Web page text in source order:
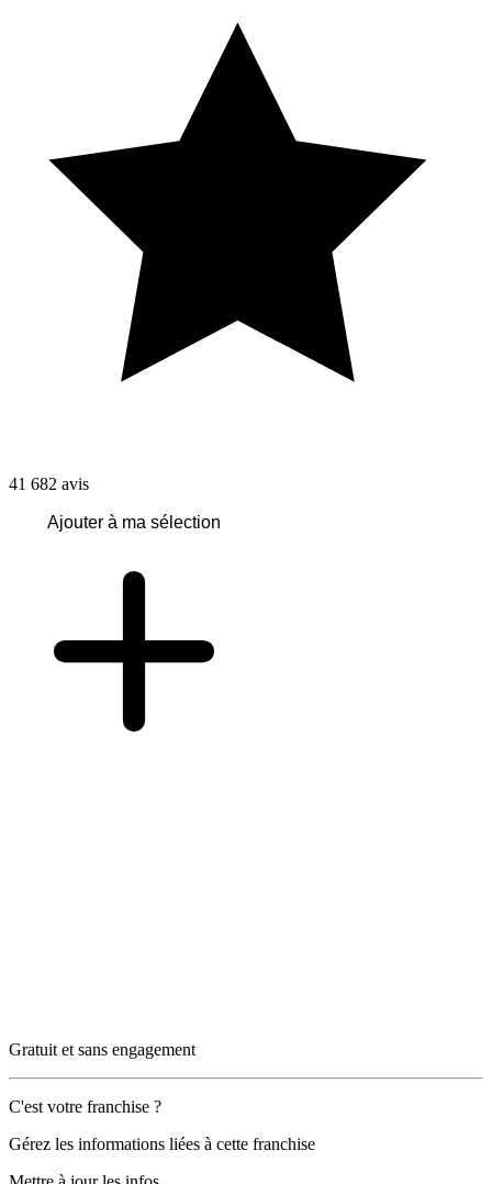
41 682 avis
Ajouter à ma sélection
Gratuit et sans engagement
C'est votre franchise ?
Gérez les informations liées à cette franchise